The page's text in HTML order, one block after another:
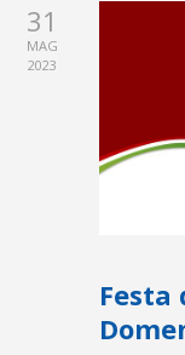
31
MAG
2023
Festa